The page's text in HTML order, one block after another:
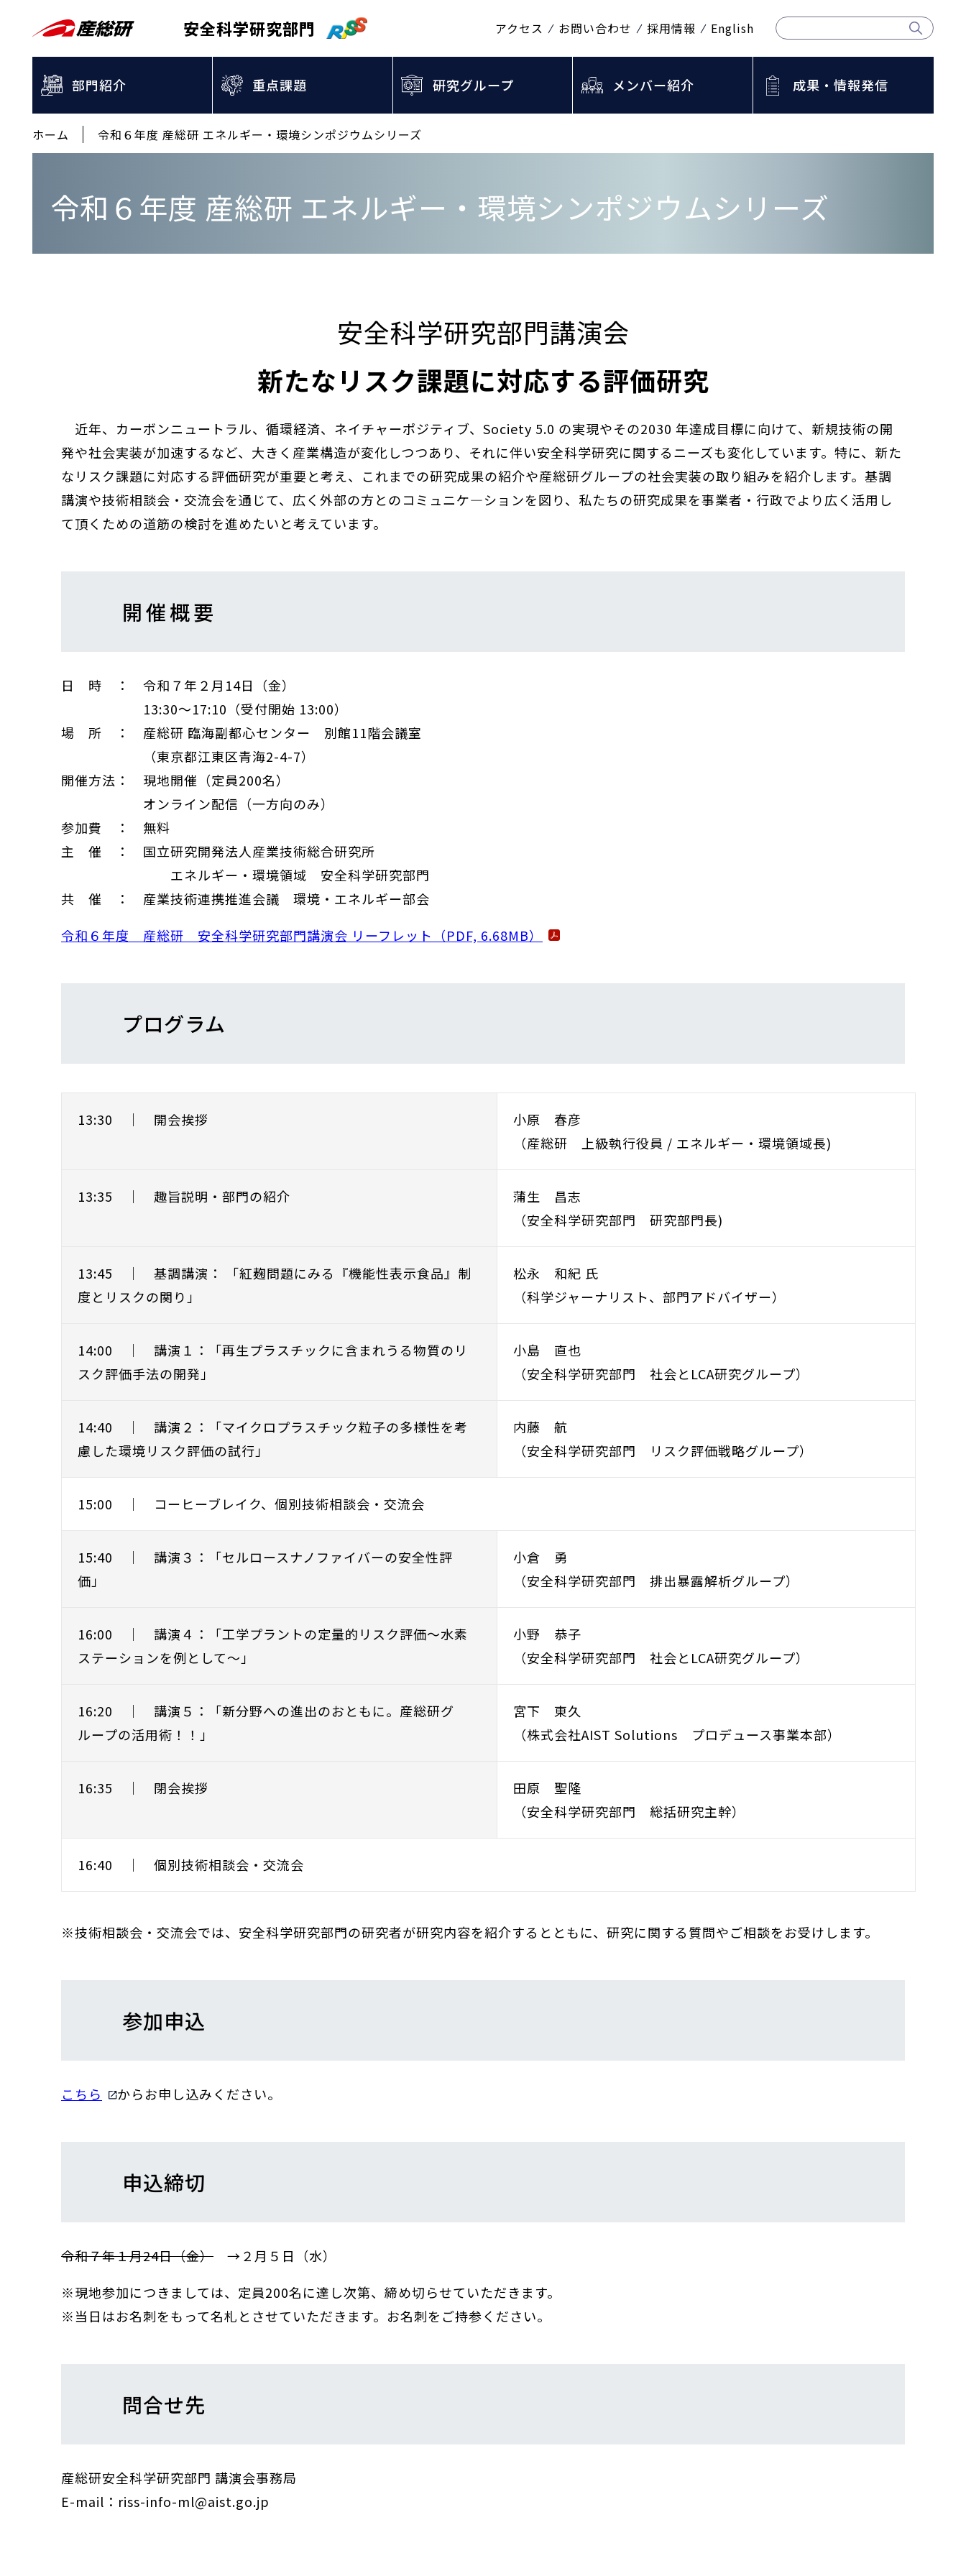
安全科学研究部門 アクセス お問い合わせ 採用情報 English
部門紹介 重点課題 研究グループ メンバー紹介 成果・情報発信
ホーム 令和６年度 産総研 エネルギー・環境シンポジウムシリーズ
令和６年度 産総研 エネルギー・環境シンポジウムシリーズ
安全科学研究部門講演会
新たなリスク課題に対応する評価研究
近年、カーボンニュートラル、循環経済、ネイチャーポジティブ、Society 5.0 の実現やその2030 年達成目標に向けて、新規技術の開
発や社会実装が加速するなど、大きく産業構造が変化しつつあり、それに伴い安全科学研究に関するニーズも変化しています。特に、新た
なリスク課題に対応する評価研究が重要と考え、これまでの研究成果の紹介や産総研グループの社会実装の取り組みを紹介します。基調
講演や技術相談会・交流会を通じて、広く外部の方とのコミュニケ―ションを図り、私たちの研究成果を事業者・行政でより広く活用し
て頂くための道筋の検討を進めたいと考えています。
開催概要
日 時 ： 令和７年２月14日（金）
13:30～17:10（受付開始 13:00）
場 所 ： 産総研 臨海副都心センター 別館11階会議室
（東京都江東区青海2-4-7）
開催方法： 現地開催（定員200名）
オンライン配信（一方向のみ）
参加費 ： 無料
主 催 ： 国立研究開発法人産業技術総合研究所
エネルギー・環境領域 安全科学研究部門
共 催 ： 産業技術連携推進会議 環境・エネルギー部会
令和６年度 産総研 安全科学研究部門講演会 リーフレット（PDF, 6.68MB）
プログラム
13:30 ｜ 開会挨拶
小原 春彦
（産総研 上級執行役員 / エネルギー・環境領域長)
13:35 ｜ 趣旨説明・部門の紹介
蒲生 昌志
（安全科学研究部門 研究部門長)
13:45 ｜ 基調講演： 「紅麹問題にみる『機能性表示食品』制
度とリスクの関り」
松永 和紀 氏
（科学ジャーナリスト、部門アドバイザー）
14:00 ｜ 講演１：「再生プラスチックに含まれうる物質のリ
スク評価手法の開発」
小島 直也
（安全科学研究部門 社会とLCA研究グループ）
14:40 ｜ 講演２：「マイクロプラスチック粒子の多様性を考
慮した環境リスク評価の試行」
内藤 航
（安全科学研究部門 リスク評価戦略グループ）
15:00 ｜ コーヒーブレイク、個別技術相談会・交流会
15:40 ｜ 講演３：「セルロースナノファイバーの安全性評
価」
小倉 勇
（安全科学研究部門 排出暴露解析グループ）
16:00 ｜ 講演４：「工学プラントの定量的リスク評価～水素
ステーションを例として～」
小野 恭子
（安全科学研究部門 社会とLCA研究グループ）
16:20 ｜ 講演５：「新分野への進出のおともに。産総研グ
ループの活用術！！」
宮下 東久
（株式会社AIST Solutions プロデュース事業本部）
16:35 ｜ 閉会挨拶
田原 聖隆
（安全科学研究部門 総括研究主幹）
16:40 ｜ 個別技術相談会・交流会
※技術相談会・交流会では、安全科学研究部門の研究者が研究内容を紹介するとともに、研究に関する質問やご相談をお受けします。
参加申込
こちら からお申し込みください。
申込締切
令和７年１月24日（金） →２月５日（水）
※現地参加につきましては、定員200名に達し次第、締め切らせていただきます。
※当日はお名刺をもって名札とさせていただきます。お名刺をご持参ください。
問合せ先
産総研安全科学研究部門 講演会事務局
E-mail：riss-info-ml@aist.go.jp